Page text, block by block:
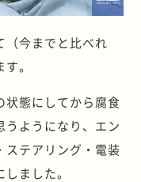
（今までと比べれ
。
状態にしてから腐食
うようになり、エン
ステアリング・電装
ました。